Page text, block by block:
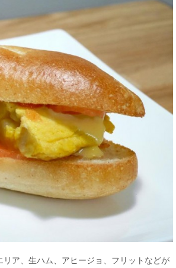
ア、生ハム、アヒージョ、フリットなどが